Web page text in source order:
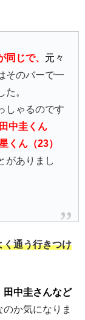
じで、 元々
そのバーで一
。
しゃるのです
田中圭くん
くん（23）
がありまし
く通う行きつけ
田中圭さんなど
のか気になりま